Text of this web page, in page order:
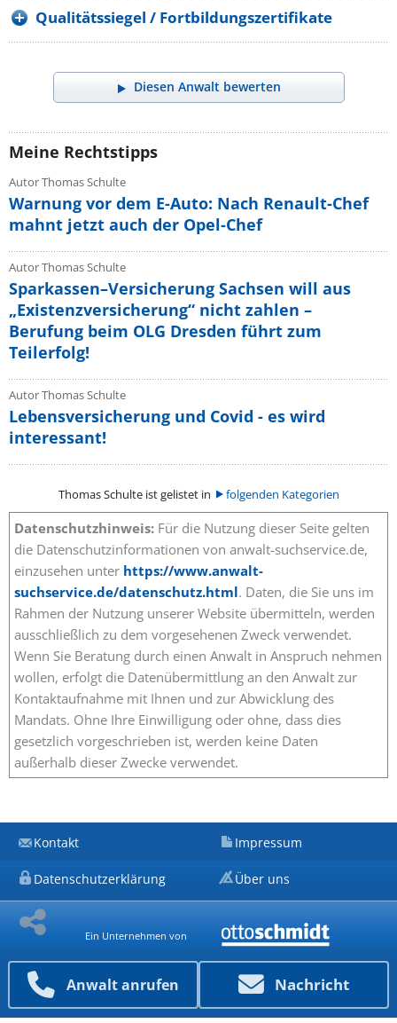
Anwalt anrufen Nachricht
Qualitätssiegel / Fortbildungszertifikate
Diesen Anwalt bewerten
Meine Rechtstipps
Autor Thomas Schulte
Warnung vor dem E-Auto: Nach Renault-Chef
mahnt jetzt auch der Opel-Chef
Autor Thomas Schulte
Sparkassen–Versicherung Sachsen will aus
„Existenzversicherung“ nicht zahlen –
Berufung beim OLG Dresden führt zum
Teilerfolg!
Autor Thomas Schulte
Lebensversicherung und Covid - es wird
interessant!
Thomas Schulte ist gelistet in folgenden Kategorien
Datenschutzhinweis: Für die Nutzung dieser Seite gelten
die Datenschutzinformationen von anwalt-suchservice.de,
einzusehen unter https://www.anwalt-
suchservice.de/datenschutz.html. Daten, die Sie uns im
Rahmen der Nutzung unserer Website übermitteln, werden
ausschließlich zu dem vorgesehenen Zweck verwendet.
Wenn Sie Beratung durch einen Anwalt in Anspruch nehmen
wollen, erfolgt die Datenübermittlung an den Anwalt zur
Kontaktaufnahme mit Ihnen und zur Abwicklung des
Mandats. Ohne Ihre Einwilligung oder ohne, dass dies
gesetzlich vorgeschrieben ist, werden keine Daten
außerhalb dieser Zwecke verwendet.
Kontakt Impressum
Datenschutzerklärung Über uns
Ein Unternehmen von